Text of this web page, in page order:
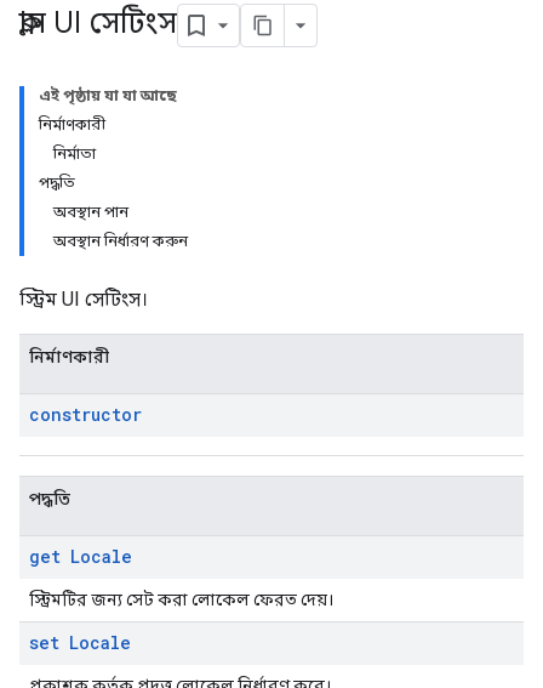
ক্লাস UI সেটিংস
এই পৃষ্ঠায় যা যা আছে
নির্মাণকারী
নির্মাতা
পদ্ধতি
অবস্থান পান
অবস্থান নির্ধারণ করুন
স্ট্রিম UI সেটিংস।
নির্মাণকারী
constructor
পদ্ধতি
get Locale
স্ট্রিমটির জন্য সেট করা লোকেল ফেরত দেয়।
set Locale